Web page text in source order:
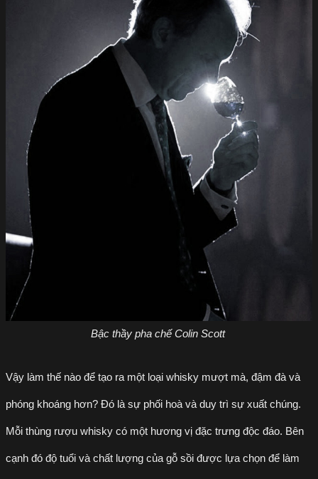
Bậc thầy pha chế Colin Scott
Vậy làm thế nào để tạo ra một loại whisky mượt mà, đậm đà và
phóng khoáng hơn? Đó là sự phối hoà và duy trì sự xuất chúng.
Mỗi thùng rượu whisky có một hương vị đặc trưng độc đáo. Bên
cạnh đó độ tuổi và chất lượng của gỗ sồi được lựa chọn để làm